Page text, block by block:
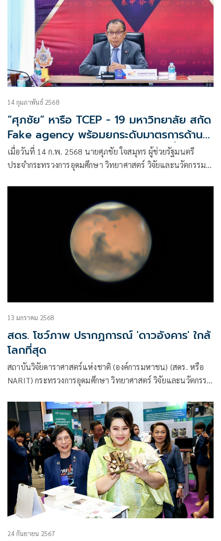
14 กุมภาพันธ์ 2568
“ศุภชัย” หารือ TCEP - 19 มหาวิทยาลัย สกัด
Fake agency พร้อมยกระดับมาตรการด้าน
ความปลอดภัย นักศึกษาจีนในไทย ปลื้ม จีน
มอบ 10 ทุนมหาวิทยาลัยชัั้นนำให้นักศึกษาไทย
เมื่อวันที่ 14 ก.พ. 2568 นายศุภชัย ใจสมุทร ผู้ช่วยรัฐมนตรี
ประจำกระทรวงการอุดมศึกษา วิทยาศาสตร์ วิจัยและนวัตกรรม
โครงการความร่วมมือไทย-จีน
13 มกราคม 2568
สดร. โชว์ภาพ ปรากฏการณ์ 'ดาวอังคาร' ใกล้
โลกที่สุด
สถาบันวิจัยดาราศาสตร์แห่งชาติ (องค์การมหาชน) (สดร. หรือ
NARIT) กระทรวงการอุดมศึกษา วิทยาศาสตร์ วิจัยและนวัตกรรม
24 กันยายน 2567